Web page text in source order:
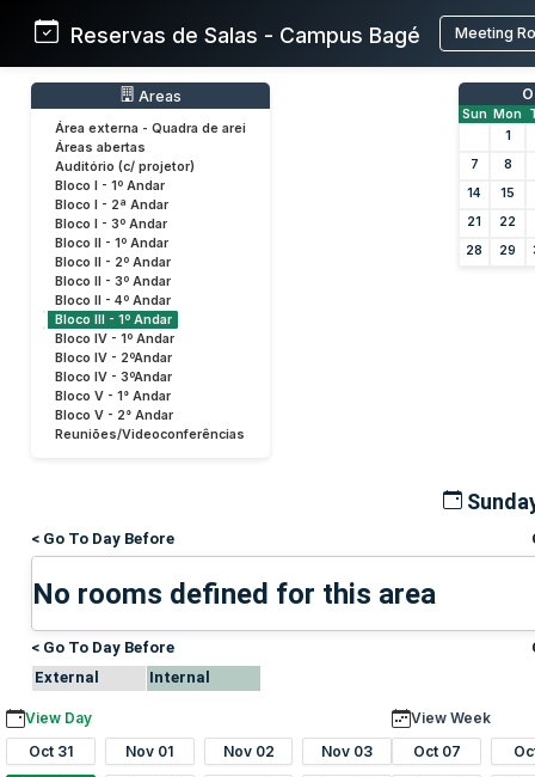
Reservas de Salas - Campus Bagé Meeting
Areas
Área externa - Quadra de arei
Áreas abertas
Auditório (c/ projetor)
Bloco I - 1º Andar
Bloco I - 2ª Andar
Bloco I - 3º Andar
Bloco II - 1º Andar
Bloco II - 2º Andar
Bloco II - 3º Andar
Bloco II - 4º Andar
Bloco III - 1º Andar
Bloco IV - 1º Andar
Bloco IV - 2ºAndar
Bloco IV - 3ºAndar
Bloco V - 1° Andar
Bloco V - 2° Andar
Reuniões/Videoconferências
Sun Mon
1
7
8
14
15
21
22
28
29
< Go To Day Before
No rooms defined for this area
< Go To Day Before
External
Internal
View Day
Oct 31
Nov 01 Nov 02 Nov 03
View Week
Oct 07